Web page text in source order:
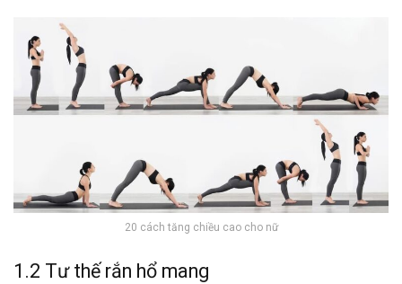
20 cách tăng chiều cao cho nữ
1.2 Tư thế rắn hổ mang